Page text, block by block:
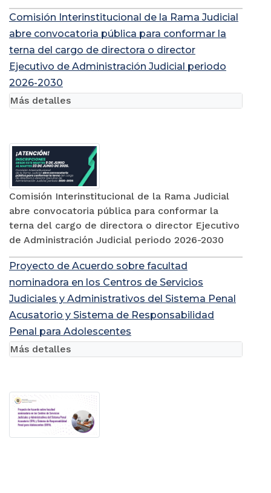
Comisión Interinstitucional de la Rama Judicial
abre convocatoria pública para conformar la
terna del cargo de directora o director
Ejecutivo de Administración Judicial periodo
2026-2030
Comisión Interinstitucional de la Rama Judicial
abre convocatoria pública para conformar la
terna del cargo de directora o director Ejecutivo
de Administración Judicial periodo 2026-2030
Más detalles
Proyecto de Acuerdo sobre facultad
nominadora en los Centros de Servicios
Judiciales y Administrativos del Sistema Penal
Acusatorio y Sistema de Responsabilidad
Penal para Adolescentes
Más detalles